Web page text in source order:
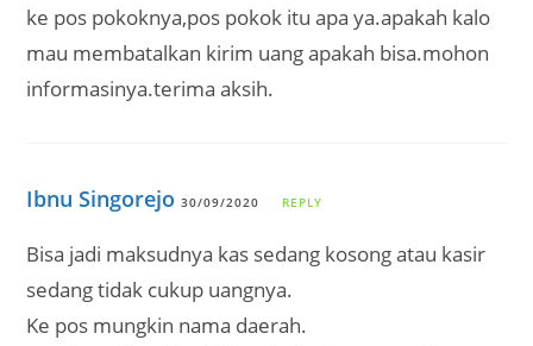
ke pos pokoknya,pos pokok itu apa ya.apakah kalo
mau membatalkan kirim uang apakah bisa.mohon
informasinya.terima aksih.
Ibnu Singorejo 30/09/2020 REPLY
Bisa jadi maksudnya kas sedang kosong atau kasir
sedang tidak cukup uangnya.
Ke pos mungkin nama daerah.